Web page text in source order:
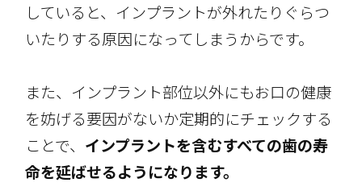
していると、インプラントが外れたりぐらつ
いたりする原因になってしまうからです。
また、インプラント部位以外にもお口の健康
を妨げる要因がないか定期的にチェックする
ことで、 インプラントを含むすべての歯の寿
命を延ばせるようになります。